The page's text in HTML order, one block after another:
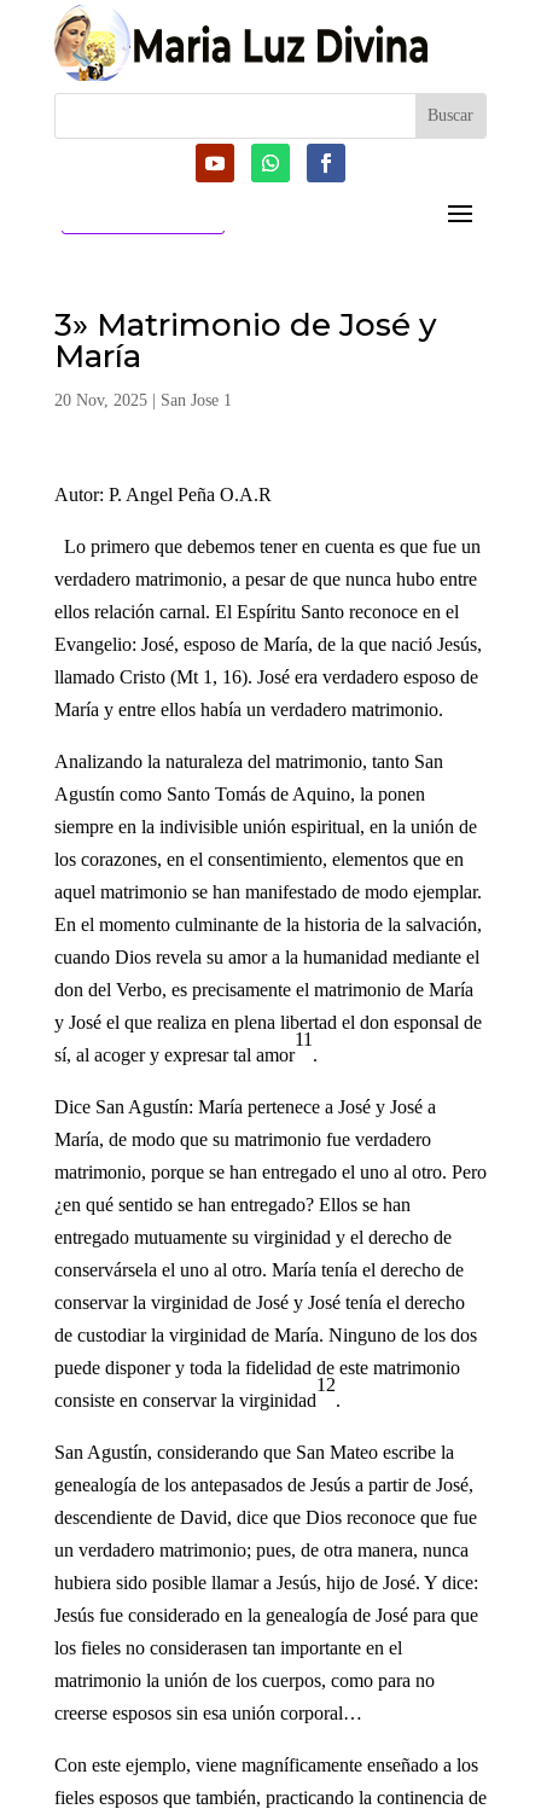
3» Matrimonio de José y
María
20 Nov, 2025| San Jose 1
Autor: P. Angel Peña O.A.R
Lo primero que debemos tener en cuenta es que fue un
verdadero matrimonio, a pesar de que nunca hubo entre
ellos relación carnal. El Espíritu Santo reconoce en el
Evangelio: José, esposo de María, de la que nació Jesús,
llamado Cristo (Mt 1, 16). José era verdadero esposo de
María y entre ellos había un verdadero matrimonio.
Analizando la naturaleza del matrimonio, tanto San
Agustín como Santo Tomás de Aquino, la ponen
siempre en la indivisible unión espiritual, en la unión de
los corazones, en el consentimiento, elementos que en
aquel matrimonio se han manifestado de modo ejemplar.
En el momento culminante de la historia de la salvación,
cuando Dios revela su amor a la humanidad mediante el
don del Verbo, es precisamente el matrimonio de María
y José el que realiza en plena libertad el don esponsal de
sí, al acoger y expresar tal amor
11
.
Dice San Agustín: María pertenece a José y José a
María, de modo que su matrimonio fue verdadero
matrimonio, porque se han entregado el uno al otro. Pero
¿en qué sentido se han entregado? Ellos se han
entregado mutuamente su virginidad y el derecho de
conservársela el uno al otro. María tenía el derecho de
conservar la virginidad de José y José tenía el derecho
de custodiar la virginidad de María. Ninguno de los dos
puede disponer y toda la fidelidad de este matrimonio
consiste en conservar la virginidad
12
.
San Agustín, considerando que San Mateo escribe la
genealogía de los antepasados de Jesús a partir de José,
descendiente de David, dice que Dios reconoce que fue
un verdadero matrimonio; pues, de otra manera, nunca
hubiera sido posible llamar a Jesús, hijo de José. Y dice:
Jesús fue considerado en la genealogía de José para que
los fieles no considerasen tan importante en el
matrimonio la unión de los cuerpos, como para no
creerse esposos sin esa unión corporal…
Con este ejemplo, viene magníficamente enseñado a los
fieles esposos que también, practicando la continencia de